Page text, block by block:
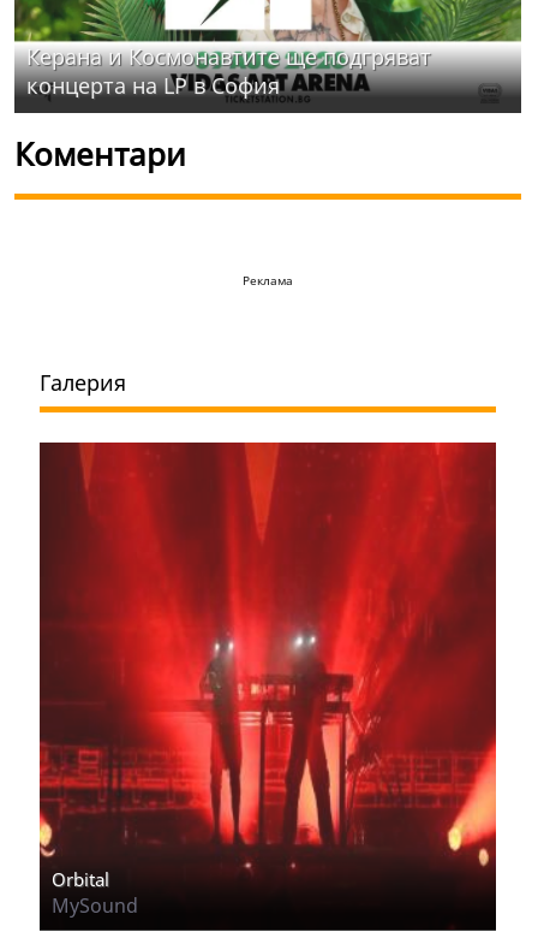
Керана и Космонавтите ще подгряват
концерта на LP в София
Коментари
Реклама
Галерия
Orbital
MySound